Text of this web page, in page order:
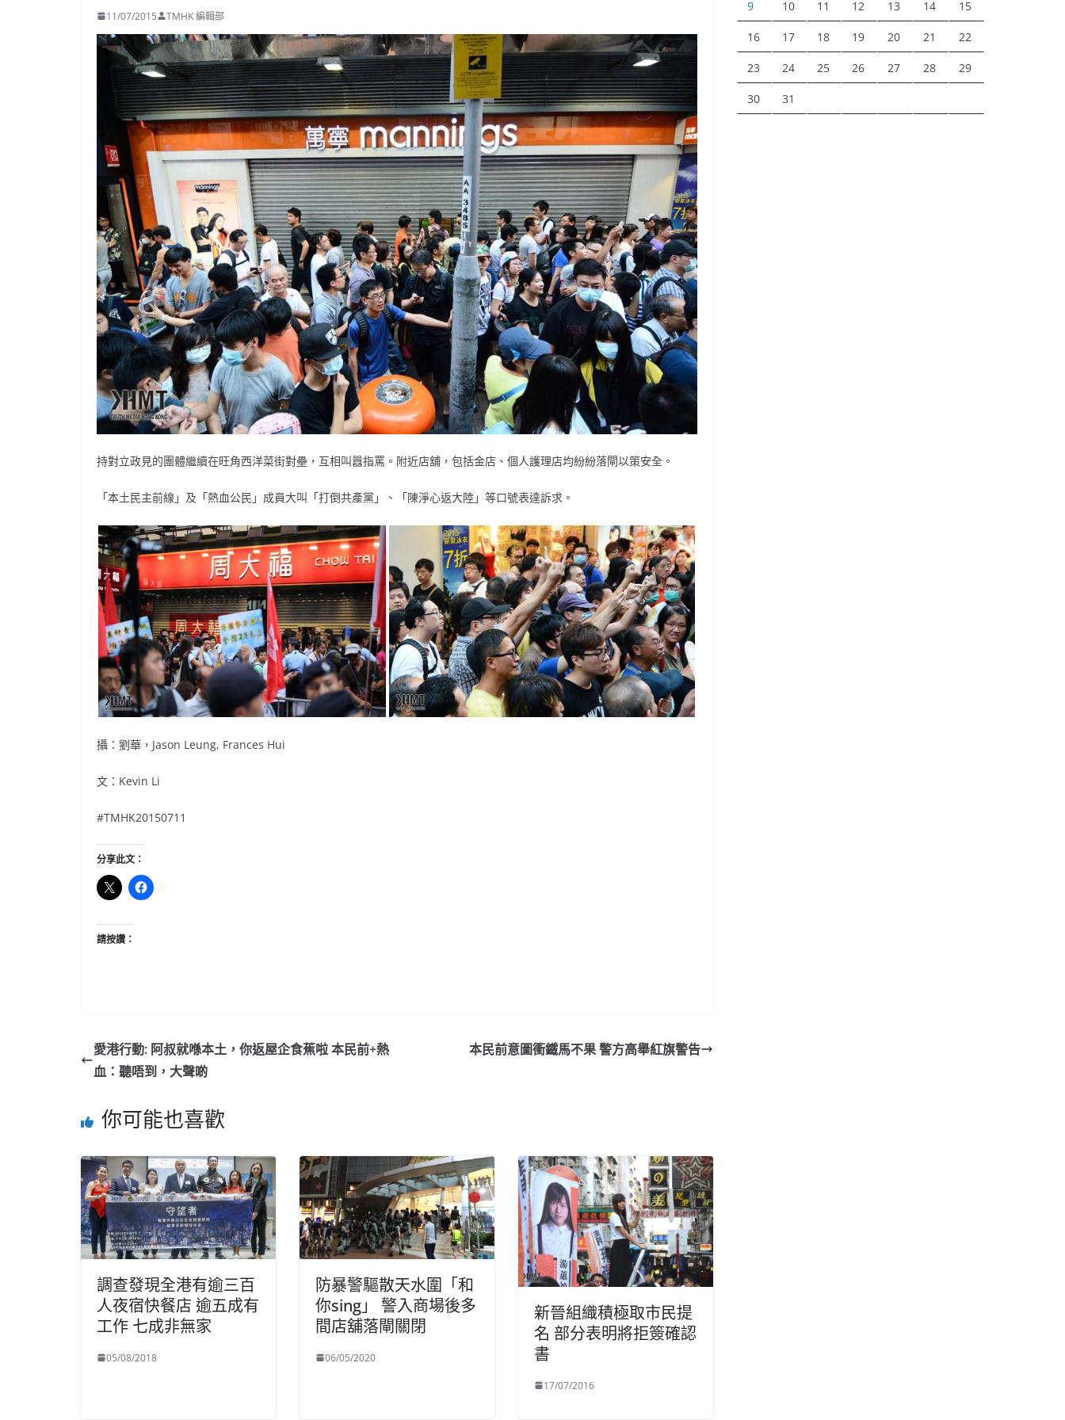
11/07/2015 TMHK 編輯部
持對立政見的團體繼續在旺角西洋菜街對壘，互相叫囂指罵。附近店舖，包括金店、個人護理店均紛紛落閘以策安全。
「本土民主前線」及「熱血公民」成員大叫「打倒共產黨」、「陳淨心返大陸」等口號表達訴求。
攝：劉華，Jason Leung, Frances Hui
文：Kevin Li
#TMHK20150711
分享此文：
請按讚：
愛港行動: 阿叔就喺本土，你返屋企食蕉啦 本民前+熱
血：聽唔到，大聲啲
本民前意圖衝鐵馬不果 警方高舉紅旗警告
你可能也喜歡
調查發現全港有逾三百
人夜宿快餐店 逾五成有
工作 七成非無家
05/08/2018
防暴警驅散天水圍「和
你sing」 警入商場後多
間店舖落閘關閉
06/05/2020
新晉組織積極取市民提
名 部分表明將拒簽確認
書
17/07/2016
9 10 11 12 13 14 15
16 17 18 19 20 21 22
23 24 25 26 27 28 29
30 31